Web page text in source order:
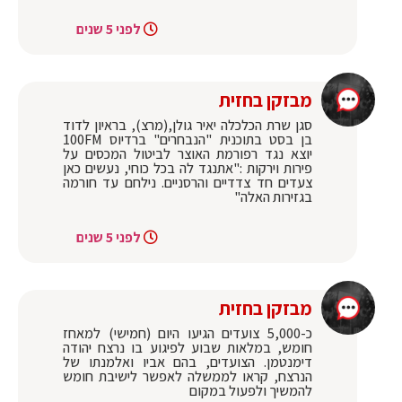
לפני 5 שנים
מבזקן בחזית
סגן שרת הכלכלה יאיר גולן,(מרצ), בראיון לדוד
בן בסט בתוכנית "הנבחרים" ברדיוס 100FM
יוצא נגד רפורמת האוצר לביטול המכסים על
פירות וירקות :"אתנגד לה בכל כוחי, נעשים כאן
צעדים חד צדדיים והרסניים. נילחם עד חורמה
בגזירות האלה"
לפני 5 שנים
מבזקן בחזית
כ-5,000 צועדים הגיעו היום (חמישי) למאחז
חומש, במלאות שבוע לפיגוע בו נרצח יהודה
דימנטמן. הצועדים, בהם אביו ואלמנתו של
הנרצח, קראו לממשלה לאפשר לישיבת חומש
להמשיך ולפעול במקום